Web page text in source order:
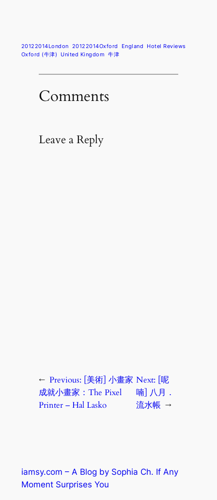
20122014London 20122014Oxford England
Hotel Reviews
Oxford (牛津)
United Kingdom 牛津
Comments
Leave a Reply
← Previous: [美術] 小畫家
成就小畫家：The Pixel
Printer – Hal Lasko
Next: [呢
喃] 八月．
流水帳 →
iamsy.com – A Blog by Sophia Ch. If Any
Moment Surprises You